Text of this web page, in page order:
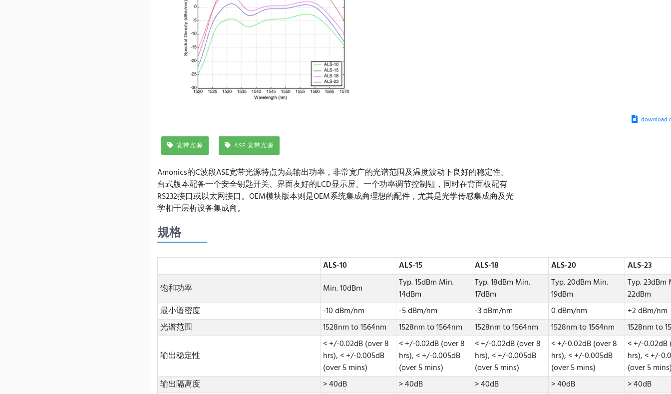
download
宽带光源 ASE 宽带光源
Amonics的C波段ASE宽带光源特点为高输出功率，非常宽广的光谱范围及温度波动下良好的稳定性。
台式版本配备一个安全钥匙开关、界面友好的LCD显示屏、一个功率调节控制钮，同时在背面板配有
RS232接口或以太网接口。OEM模块版本则是OEM系统集成商理想的配件，尤其是光学传感集成商及光
学相干层析设备集成商。
規格
ALS-10 ALS-15 ALS-18 ALS-20
ALS-23
饱和功率
Min. 10dBm
Typ. 15dBm Min.
14dBm
Typ. 18dBm Min.
17dBm
Typ. 20dBm Min.
19dBm
Typ. 23dBm
22dBm
最小谱密度
-10 dBm/nm -5 dBm/nm -3 dBm/nm 0 dBm/nm
+2 dBm/nm
光谱范围
1528nm to 1564nm 1528nm to 1564nm 1528nm to 1564nm 1528nm to 1564nm 1528nm to
输出稳定性
< +/-0.02dB (over 8
hrs), < +/-0.005dB
(over 5 mins)
< +/-0.02dB (over 8
hrs), < +/-0.005dB
(over 5 mins)
< +/-0.02dB (over 8
hrs), < +/-0.005dB
(over 5 mins)
< +/-0.02dB (over 8
hrs), < +/-0.005dB
(over 5 mins)
< +/-0.02dB
hrs), < +/-
(over 5
输出隔离度
> 40dB > 40dB > 40dB > 40dB
> 40dB